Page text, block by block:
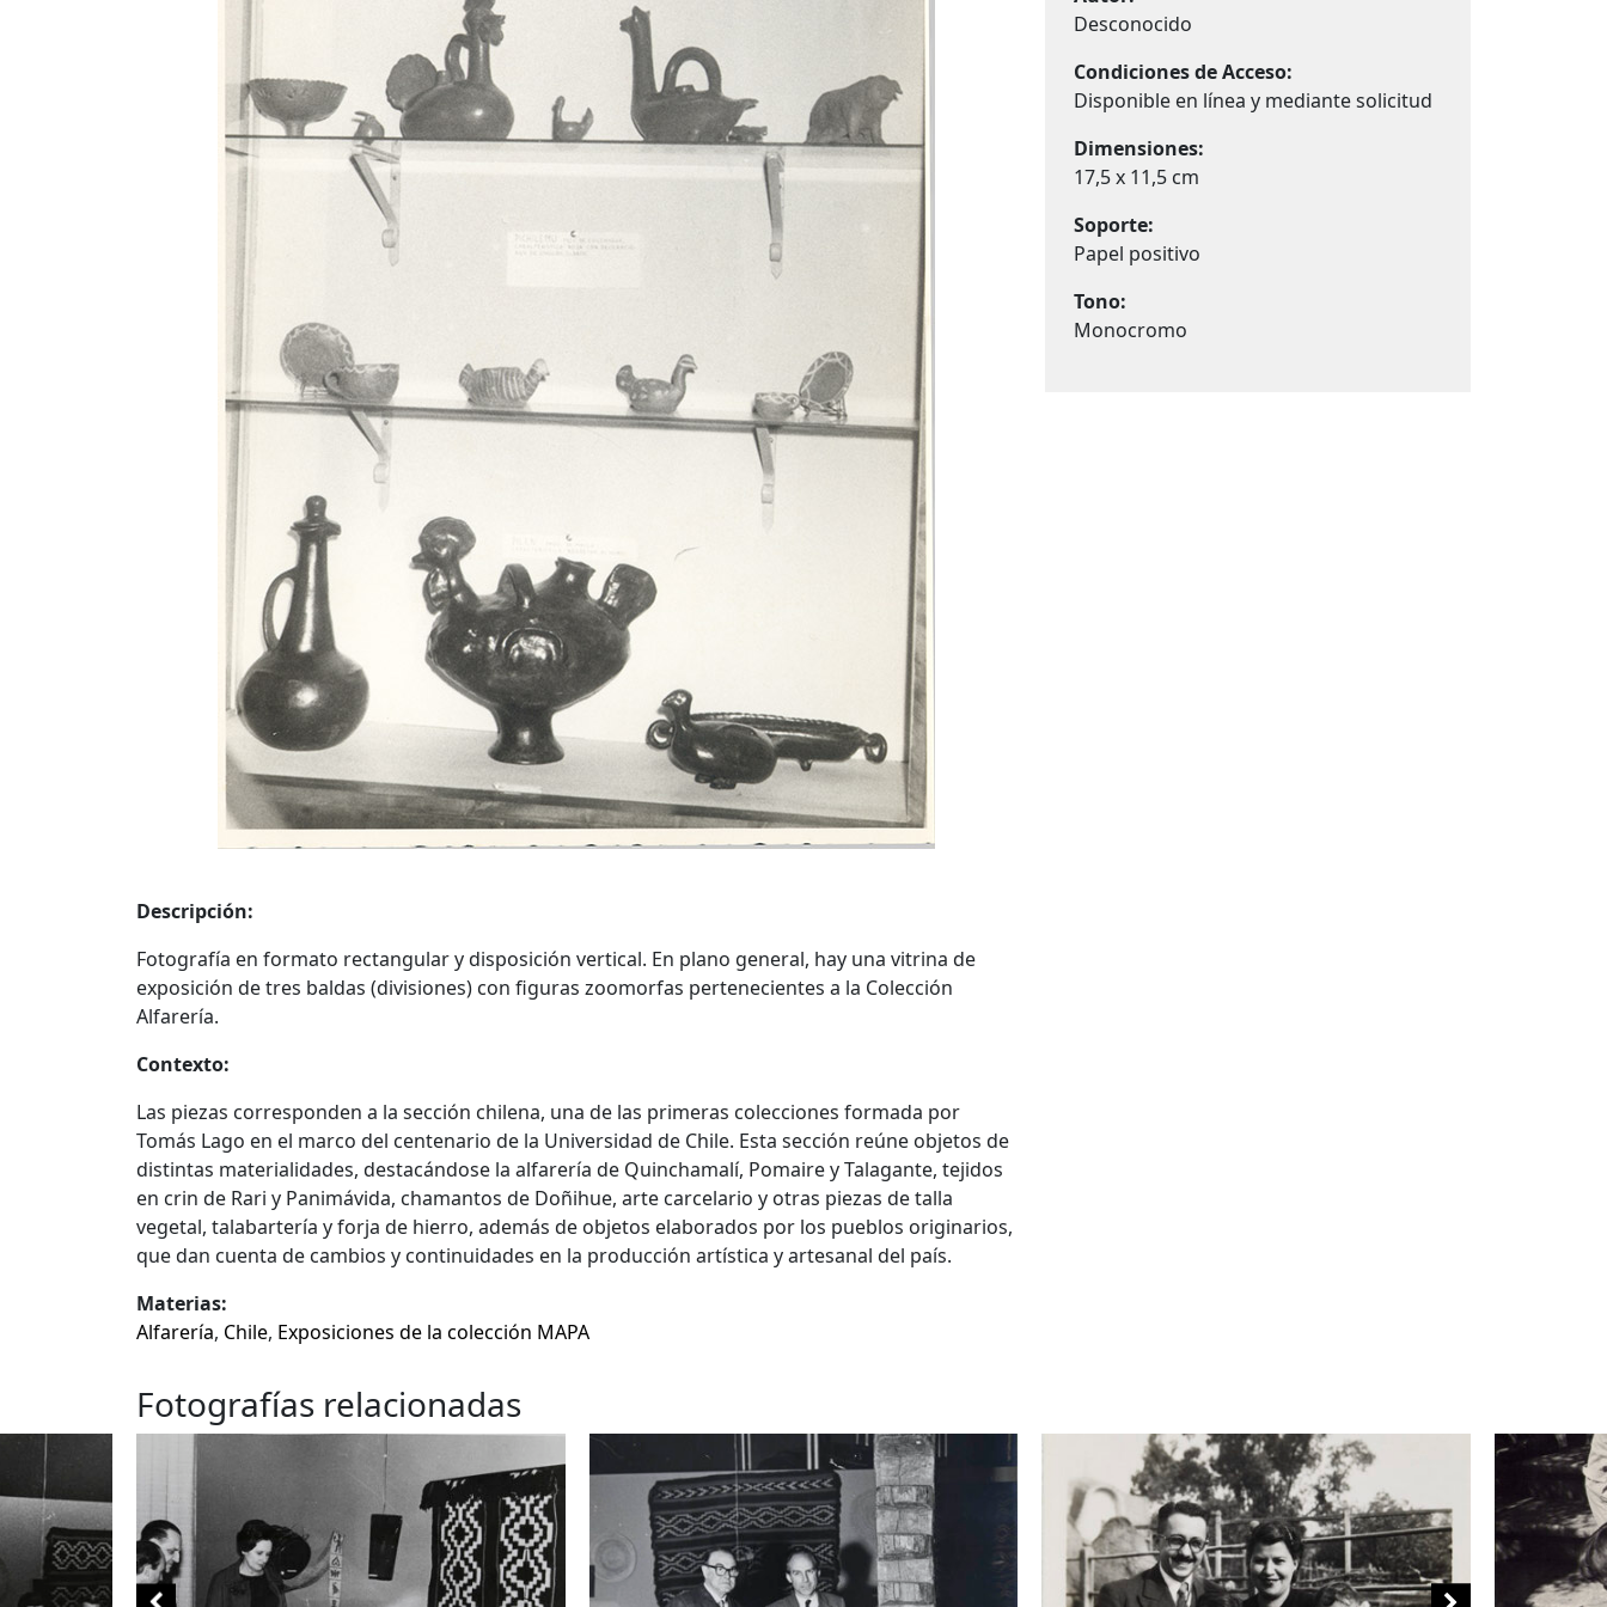
Desconocido
Condiciones de Acceso:
Disponible en línea y mediante solicitud
Dimensiones:
17,5 x 11,5 cm
Soporte:
Papel positivo
Tono:
Monocromo
Descripción:
Fotografía en formato rectangular y disposición vertical. En plano general, hay una vitrina de
exposición de tres baldas (divisiones) con figuras zoomorfas pertenecientes a la Colección
Alfarería.
Contexto:
Las piezas corresponden a la sección chilena, una de las primeras colecciones formada por
Tomás Lago en el marco del centenario de la Universidad de Chile. Esta sección reúne objetos de
distintas materialidades, destacándose la alfarería de Quinchamalí, Pomaire y Talagante, tejidos
en crin de Rari y Panimávida, chamantos de Doñihue, arte carcelario y otras piezas de talla
vegetal, talabartería y forja de hierro, además de objetos elaborados por los pueblos originarios,
que dan cuenta de cambios y continuidades en la producción artística y artesanal del país.
Materias:
Alfarería, Chile, Exposiciones de la colección MAPA
Fotografías relacionadas